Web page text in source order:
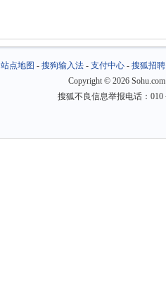
站点地图 - 搜狗输入法- 支付中心- 搜狐招聘
Copyright © 2026
搜狐不良信息举报电话：010